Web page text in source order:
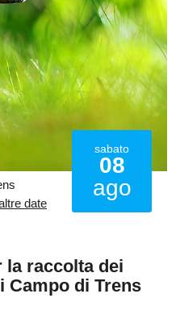
sabato
08
ago
date
la raccolta dei
Campo di Trens